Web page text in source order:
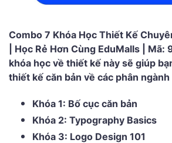
Combo 7 Khóa Học Thiết Kế
| Học Rẻ Hơn Cùng EduMalls |
khóa học về thiết kế này sẽ giúp
thiết kế căn bản về các phân
Khóa 1: Bố cục căn bản
Khóa 2: Typography Basics
Khóa 3: Logo Design 101